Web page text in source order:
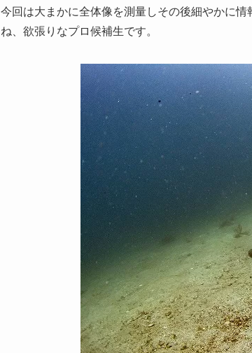
今回は大まかに全体像を測量しその後細やかに
ね、欲張りなプロ候補生です。